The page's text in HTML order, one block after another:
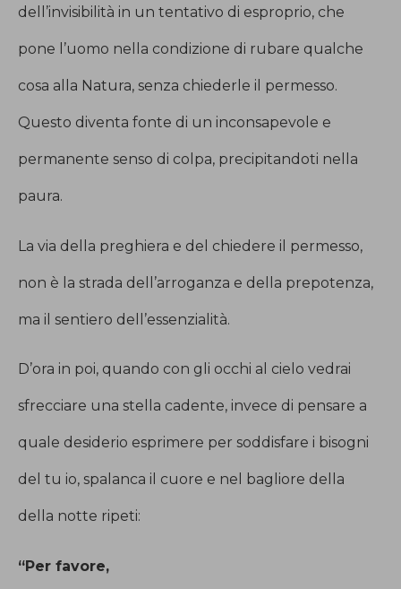
dell’invisibilità in un tentativo di esproprio, che
pone l’uomo nella condizione di rubare qualche
cosa alla Natura, senza chiederle il permesso.
Questo diventa fonte di un inconsapevole e
permanente senso di colpa, precipitandoti nella
paura.
La via della preghiera e del chiedere il permesso,
non è la strada dell’arroganza e della prepotenza,
ma il sentiero dell’essenzialità.
D’ora in poi, quando con gli occhi al cielo vedrai
sfrecciare una stella cadente, invece di pensare a
quale desiderio esprimere per soddisfare i bisogni
del tu io, spalanca il cuore e nel bagliore della
della notte ripeti:
“Per favore,